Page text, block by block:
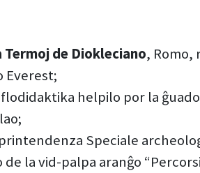
Termoj de Diokleciano, Romo,
Everest;
helpilo por la
Speciale
la vid-palpa aranĝo